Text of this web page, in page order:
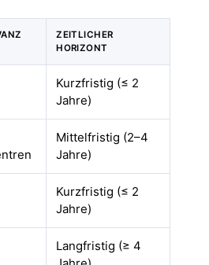
ZEITLICHER
HORIZONT
Kurzfristig (≤ 2
Jahre)
Mittelfristig (2–4
Jahre)
Kurzfristig (≤ 2
Jahre)
Langfristig (≥ 4